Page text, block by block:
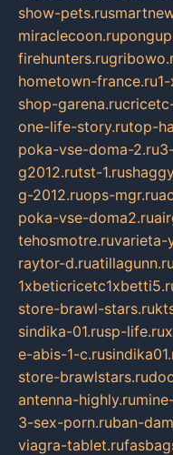
show-pets.ru
miraclecoon.ru
firehunters.ru
hometown-france.ru
shop-garena.ru
one-life-story.rutop-
poka-vse-doma-2.ru
g2012.rutst-1.ru
g-2012.ruops-mgr.ru
poka-vse-doma2.ru
tehosmotre.ruvarieta-
raytor-d.ruatillagunn.ru
store-brawl-stars.ru
sindika-01.rusp-life.ru
e-abis-1-c.ru
store-brawlstars.ru
antenna-highly.ru
3-sex-porn.ruban-
viagra-tablet.ru